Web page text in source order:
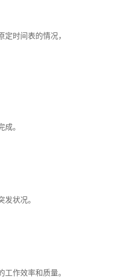
时间表的情况，
。
状况。
作效率和质量。